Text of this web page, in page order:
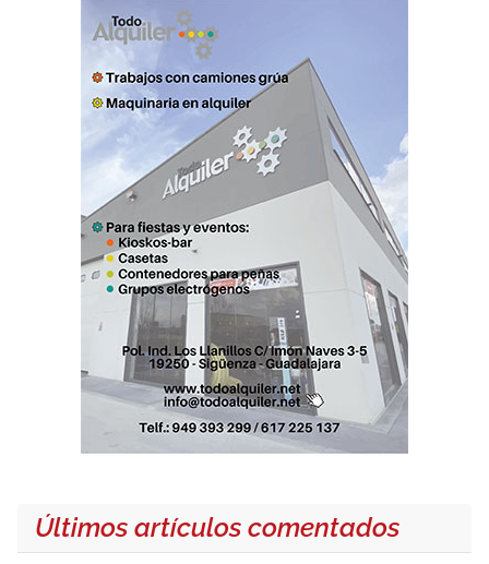
Últimos artículos comentados